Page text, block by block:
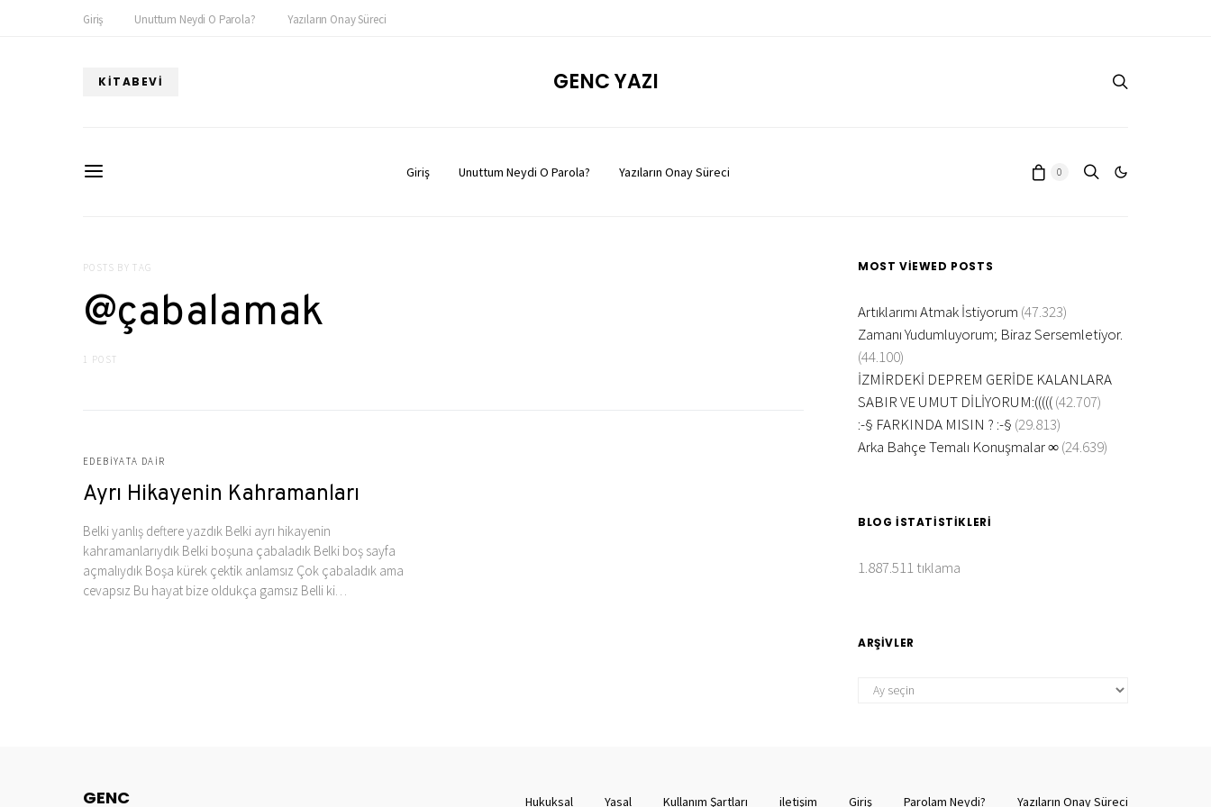
Giriş Unuttum Neydi O Parola? Yazıların Onay Süreci
KITABEVI GENC YAZI
Giriş Unuttum Neydi O Parola? Yazıların Onay Süreci 0
POSTS BY TAG
@çabalamak
1 POST
EDEBIYATA DAIR
Ayrı Hikayenin Kahramanları
Belki yanlış deftere yazdık Belki ayrı hikayenin
kahramanlarıydık Belki boşuna çabaladık Belki boş sayfa
açmalıydık Boşa kürek çektik anlamsız Çok çabaladık ama
cevapsız Bu hayat bize oldukça gamsız Belli ki…
MOST VIEWED POSTS
Artıklarımı Atmak İstiyorum (47.323)
Zamanı Yudumluyorum; Biraz Sersemletiyor.
(44.100)
İZMİRDEKİ DEPREM GERİDE KALANLARA
SABIR VE UMUT DİLİYORUM:((((((42.707)
:-§ FARKINDA MISIN ? :-§ (29.813)
Arka Bahçe Temalı Konuşmalar ∞(24.639)
BLOG İSTATISTIKLERI
1.887.511 tıklama
ARŞIVLER
ARŞIVLER
GENC Hukuksal Yasal Kullanım Şartları iletişim Giriş Parolam Neydi? Yazıların Onay Süreci